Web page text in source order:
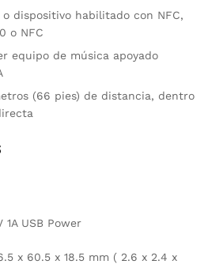
dispositivo habilitado con NFC,
o NFC
equipo de música apoyado
(66 pies) de distancia, dentro
1A USB Power
x 60.5 x 18.5 mm ( 2.6 x 2.4 x